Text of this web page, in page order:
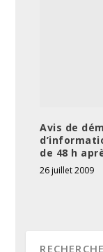
Avis de
de 48 h
26 juillet 2009